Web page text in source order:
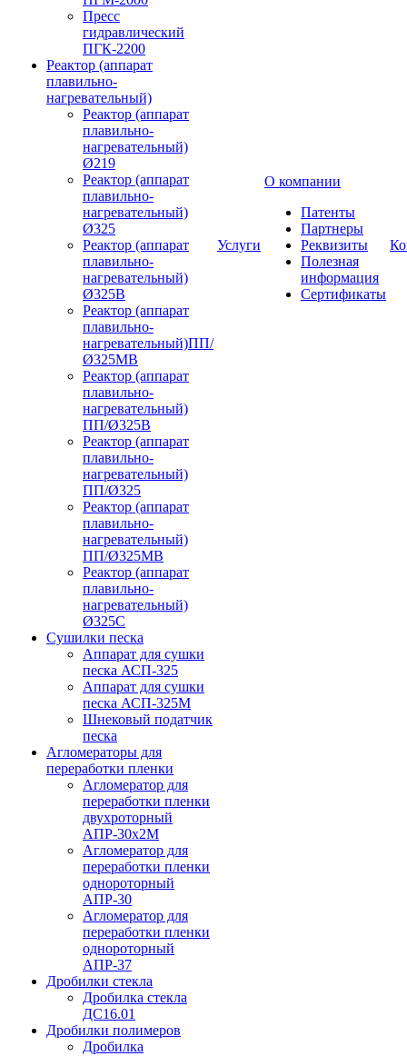
Пресс
гидравлический
ПГК-2200
Реактор (аппарат
плавильно-
нагревательный)
Реактор (аппарат
плавильно-
нагревательный)
Ø219
Реактор (аппарат
плавильно-
нагревательный)
Ø325
Реактор (аппарат
плавильно-
нагревательный)
Ø325В
Реактор (аппарат
плавильно-
нагревательный)ПП/
Ø325МВ
Реактор (аппарат
плавильно-
нагревательный)
ПП/Ø325В
Реактор (аппарат
плавильно-
нагревательный)
ПП/Ø325
Реактор (аппарат
плавильно-
нагревательный)
ПП/Ø325МВ
Реактор (аппарат
плавильно-
нагревательный)
Ø325С
Сушилки песка
Аппарат для сушки
песка АСП-325
Аппарат для сушки
песка АСП-325М
Шнековый податчик
песка
Агломераторы для
переработки пленки
Агломератор для
переработки пленки
двухроторный
АПР-30х2М
Агломератор для
переработки пленки
однороторный
АПР-30
Агломератор для
переработки пленки
однороторный
АПР-37
Дробилки стекла
Дробилка стекла
ДС16.01
Дробилки полимеров
Дробилка
Услуги
О компании
Патенты
Партнеры
Реквизиты
Полезная
информация
Сертификаты